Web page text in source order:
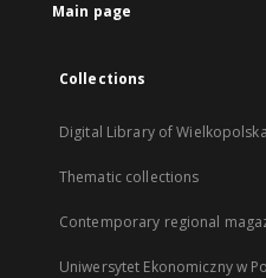
Main page
Collections
Digital Library of Wielkopolska
Thematic collections
Contemporary regional
Uniwersytet Ekonomiczny w